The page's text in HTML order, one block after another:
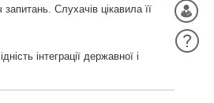
Слухачів цікавила її
інтеграції державної і